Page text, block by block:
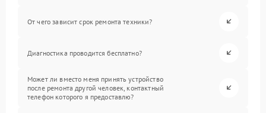
От чего зависит срок ремонта техники?
Диагностика проводится бесплатно?
Может ли вместо меня принять устройство
после ремонта другой человек, контактный
телефон которого я предоставлю?